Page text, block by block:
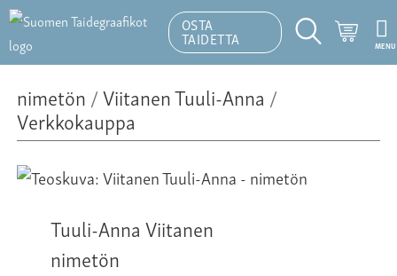
OSTA
TAIDETTA
Hakutoiminto
MENU
nimetön/Viitanen Tuuli-Anna /
Verkkokauppa
Tuuli-Anna Viitanen
nimetön